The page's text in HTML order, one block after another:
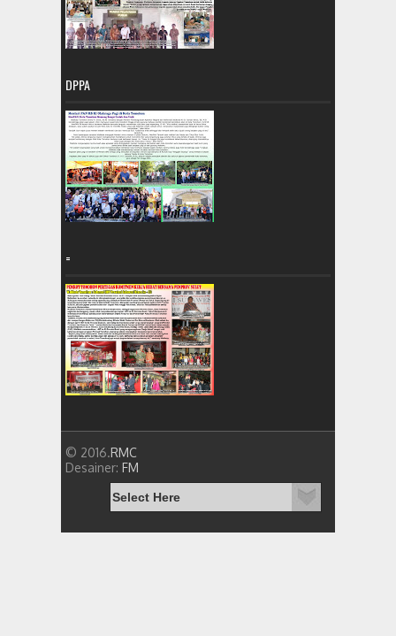
DPPA
=
© 2016.RMC
Desainer: FM